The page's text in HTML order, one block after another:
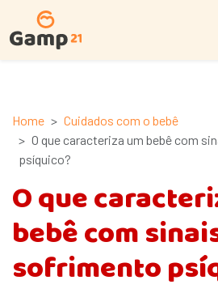
Home
Cuidados com o bebê
O que caracteriza um bebê com
psíquico?
O que
bebê com
sofrimento